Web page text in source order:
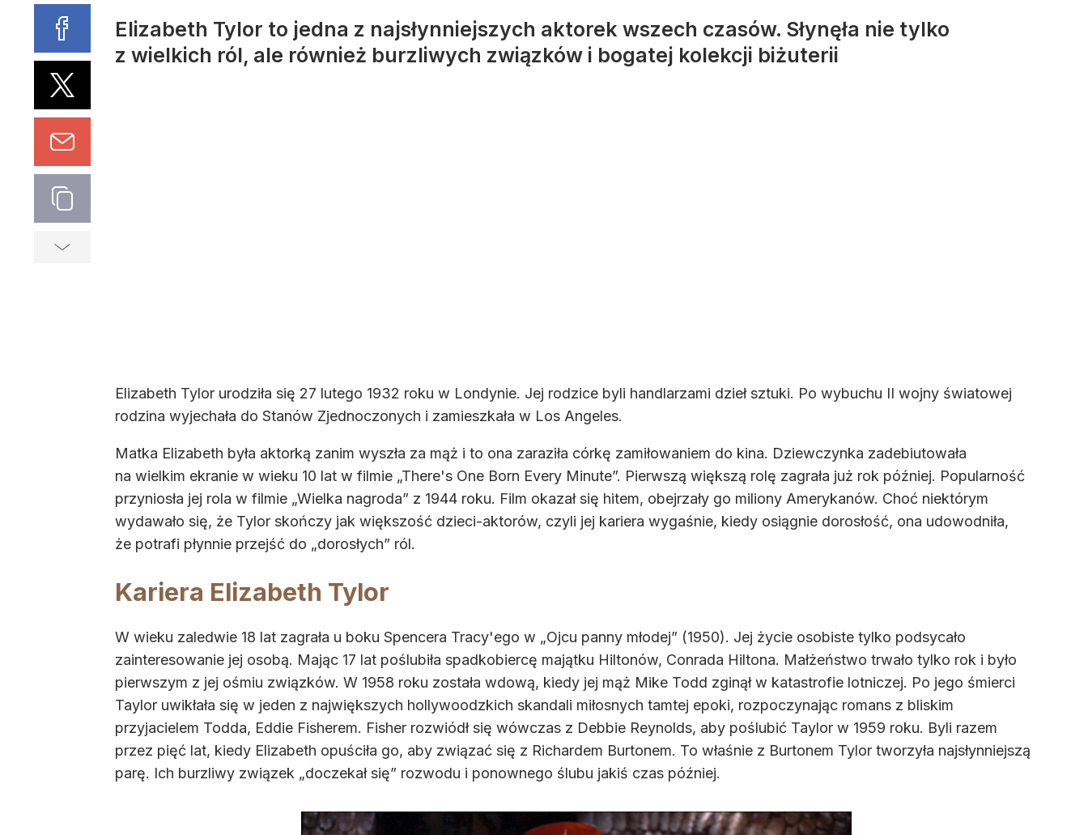
Elizabeth Tylor to jedna z najsłynniejszych aktorek wszech czasów. Słynęła nie tylko
z wielkich ról, ale również burzliwych związków i bogatej kolekcji biżuterii
Elizabeth Tylor urodziła się 27 lutego 1932 roku w Londynie. Jej rodzice byli handlarzami dzieł sztuki. Po wybuchu II wojny światowej
rodzina wyjechała do Stanów Zjednoczonych i zamieszkała w Los Angeles.
Matka Elizabeth była aktorką zanim wyszła za mąż i to ona zaraziła córkę zamiłowaniem do kina. Dziewczynka zadebiutowała
na wielkim ekranie w wieku 10 lat w filmie „There's One Born Every Minute”. Pierwszą większą rolę zagrała już rok później. Popularność
przyniosła jej rola w filmie „Wielka nagroda” z 1944 roku. Film okazał się hitem, obejrzały go miliony Amerykanów. Choć niektórym
wydawało się, że Tylor skończy jak większość dzieci-aktorów, czyli jej kariera wygaśnie, kiedy osiągnie dorosłość, ona udowodniła,
że potrafi płynnie przejść do „dorosłych” ról.
Kariera Elizabeth Tylor
W wieku zaledwie 18 lat zagrała u boku Spencera Tracy'ego w „Ojcu panny młodej” (1950). Jej życie osobiste tylko podsycało
zainteresowanie jej osobą. Mając 17 lat poślubiła spadkobiercę majątku Hiltonów, Conrada Hiltona. Małżeństwo trwało tylko rok i było
pierwszym z jej ośmiu związków. W 1958 roku została wdową, kiedy jej mąż Mike Todd zginął w katastrofie lotniczej. Po jego śmierci
Taylor uwikłała się w jeden z największych hollywoodzkich skandali miłosnych tamtej epoki, rozpoczynając romans z bliskim
przyjacielem Todda, Eddie Fisherem. Fisher rozwiódł się wówczas z Debbie Reynolds, aby poślubić Taylor w 1959 roku. Byli razem
przez pięć lat, kiedy Elizabeth opuściła go, aby związać się z Richardem Burtonem. To właśnie z Burtonem Tylor tworzyła najsłynniejszą
parę. Ich burzliwy związek „doczekał się” rozwodu i ponownego ślubu jakiś czas później.